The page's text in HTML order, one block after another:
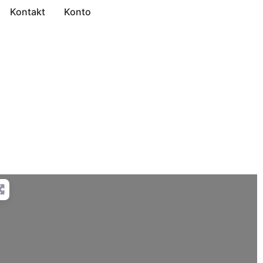
Kontakt Konto
Filters